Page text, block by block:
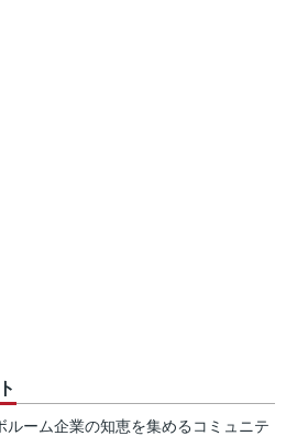
ルーム企業の知恵を集めるコミュニテ